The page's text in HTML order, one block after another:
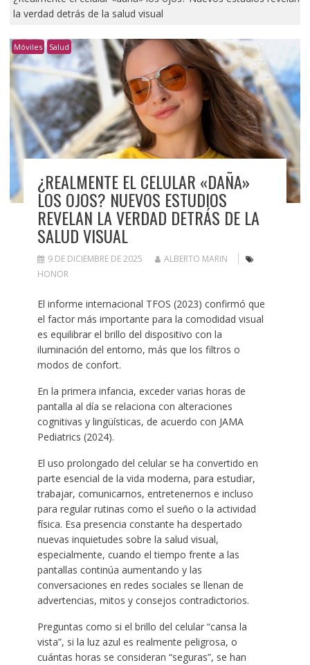
la verdad detrás de la salud visual
Móviles Salud
¿REALMENTE EL CELULAR «DAÑA»
LOS OJOS? NUEVOS ESTUDIOS
REVELAN LA VERDAD DETRÁS DE LA
SALUD VISUAL
9 DE DICIEMBRE DE 2025
ALBERTO MARIN
HONOR
El informe internacional TFOS (2023) confirmó que
el factor más importante para la comodidad visual
es equilibrar el brillo del dispositivo con la
iluminación del entorno, más que los filtros o
modos de confort.
En la primera infancia, exceder varias horas de
pantalla al día se relaciona con alteraciones
cognitivas y lingüísticas, de acuerdo con JAMA
Pediatrics (2024).
El uso prolongado del celular se ha convertido en
parte esencial de la vida moderna, para estudiar,
trabajar, comunicarnos, entretenernos e incluso
para regular rutinas como el sueño o la actividad
física. Esa presencia constante ha despertado
nuevas inquietudes sobre la salud visual,
especialmente, cuando el tiempo frente a las
pantallas continúa aumentando y las
conversaciones en redes sociales se llenan de
advertencias, mitos y consejos contradictorios.
Preguntas como si el brillo del celular “cansa la
vista”, si la luz azul es realmente peligrosa, o
cuántas horas se consideran “seguras”, se han